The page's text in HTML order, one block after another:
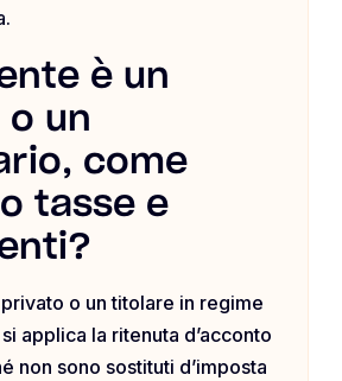
è un
un
come
tasse e
o un titolare in regime
applica la ritenuta d’acconto
non sono sostituti d’imposta